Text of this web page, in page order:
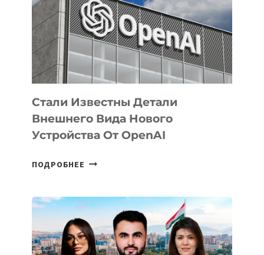
ПО
РАЗВИТИЮ
ЭКОСИСТЕМЫ
ИСКУССТВЕННОГО
ИНТЕЛЛЕКТА
Стали Известны Детали
Внешнего Вида Нового
Устройства От OpenAI
ПОДРОБНЕЕ СТАЛИ
ВНЕШНЕГО
ВИДА
НОВОГО
УСТРОЙСТВА